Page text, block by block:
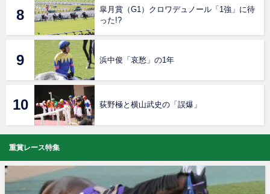
皐月賞（G1）クロワデュノール「1強」に待
った!?
浜中俊「哀愁」の1年
荻野極と横山武史の「誤爆」
重賞レース特集